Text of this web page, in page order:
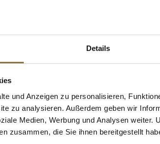
Details
und Anzeigen zu personalisieren,
zu analysieren. Außerdem geben wir
Medien, Werbung und Analysen weiter.
zusammen, die Sie ihnen bereitgestellt
AUCH